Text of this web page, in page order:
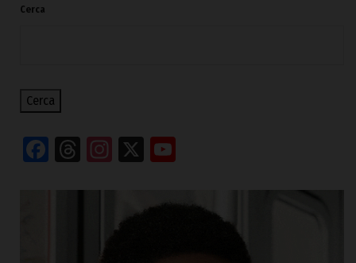
Cerca
Cerca
Facebook
Threads
Instagram
X